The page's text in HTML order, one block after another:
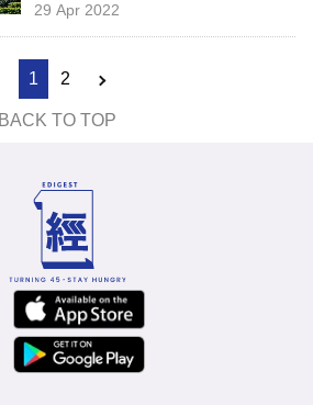
29 Apr 2022
1 2
BACK TO TOP